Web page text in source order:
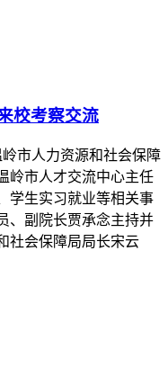
校考察交流
市人力资源和社会保障
岭市人才交流中心主任
社会保障局局长宋云